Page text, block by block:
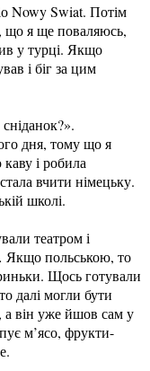
Nowy Swiat. Потім
що я ще поваляюсь,
у турці. Якщо
і біг за цим
дня, тому що я
і робила
вчити німецьку.
школі.
театром і
Якщо польською, то
Щось готували
далі могли бути
він уже йшов сам у
м’ясо, фрукти-